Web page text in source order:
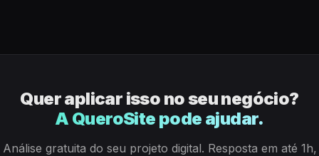
Quer aplicar isso no seu negócio?
A QueroSite pode ajudar.
Análise gratuita do seu projeto digital. Resposta em até 1h,